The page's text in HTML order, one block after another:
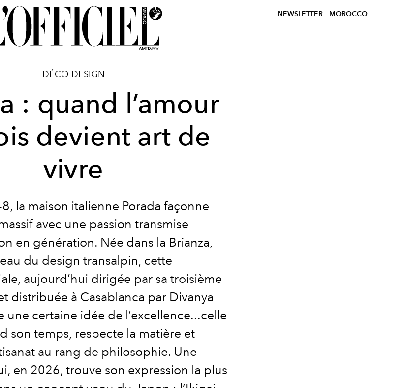
NEWSLETTER MOROCCO
DÉCO-DESIGN
: quand l’amour
devient art de
vivre
la maison italienne Porada façonne
avec une passion transmise
en génération. Née dans la Brianza,
du design transalpin, cette
aujourd’hui dirigée par sa troisième
distribuée à Casablanca par Divanya
une certaine idée de l’excellence...celle
son temps, respecte la matière et
au rang de philosophie. Une
en 2026, trouve son expression la plus